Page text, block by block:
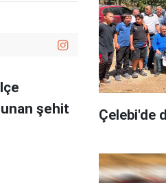
şehit
Çelebi'de